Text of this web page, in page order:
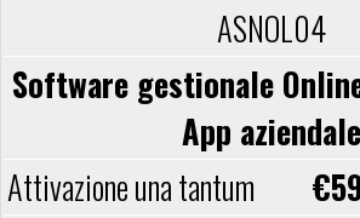
ASNOL04
Software gestionale
App aziendale